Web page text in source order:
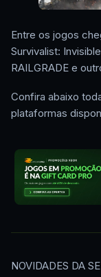
Entre os jogos
Survivalist:
RAILGRADE e
Confira abaixo
plataformas
NOVIDADES DA